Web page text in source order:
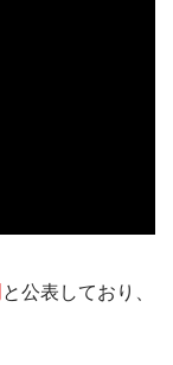
と公表しており、